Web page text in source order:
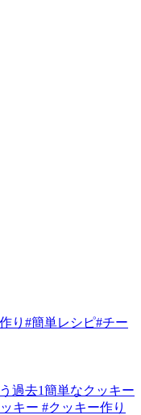
り#簡単レシピ#チー
過去1簡単なクッキー
キー #クッキー作り